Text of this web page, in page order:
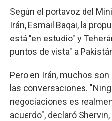
Según el portavoz del
Irán, Esmail Baqai, la
está "en estudio" y
puntos de vista" a
Pero en Irán, muchos
las conversaciones.
negociaciones es
acuerdo", declaró